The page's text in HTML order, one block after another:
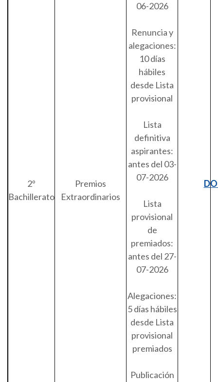
2º
Bachillerato
Premios
Extraordinarios
06-2026
Renuncia y
alegaciones:
10 días
hábiles
desde Lista
provisional
Lista
definitiva
aspirantes:
antes del 03-
07-2026
Lista
provisional
de
premiados:
antes del 27-
07-2026
Alegaciones:
5 días hábiles
desde Lista
provisional
premiados
Publicación